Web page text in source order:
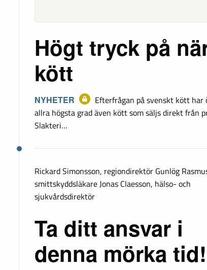
Högt tryck på
kött
NYHETER
Efterfrågan på svenskt kött har
allra högsta grad även kött som säljs direkt från
Slakteri…
Rickard Simonsson, regiondirektör Gunlög
smittskyddsläkare Jonas Claesson, hälso- och
sjukvårdsdirektör
Ta ditt ansvar i
denna mörka tid!